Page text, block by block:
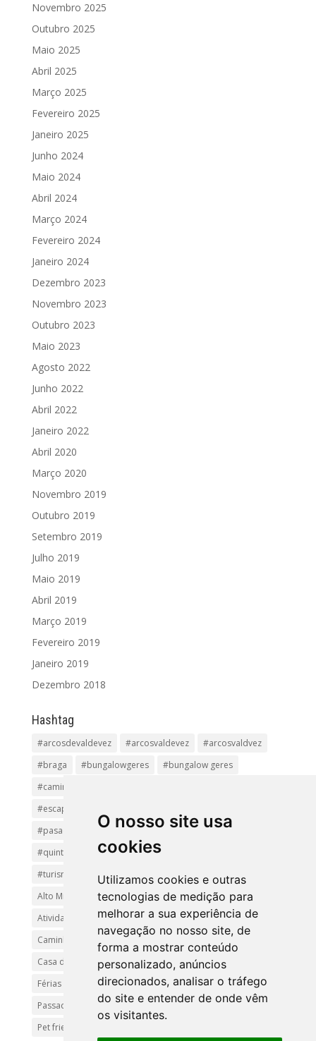
O nosso site usa
cookies
Utilizamos cookies e outras
tecnologias de medição para
melhorar a sua experiência de
navegação no nosso site, de
forma a mostrar conteúdo
personalizado, anúncios
direcionados, analisar o tráfego
do site e entender de onde vêm
os visitantes.
Novembro 2025
Outubro 2025
Maio 2025
Abril 2025
Março 2025
Fevereiro 2025
Janeiro 2025
Junho 2024
Maio 2024
Abril 2024
Março 2024
Fevereiro 2024
Janeiro 2024
Dezembro 2023
Novembro 2023
Outubro 2023
Maio 2023
Agosto 2022
Junho 2022
Abril 2022
Janeiro 2022
Abril 2020
Março 2020
Novembro 2019
Outubro 2019
Setembro 2019
Julho 2019
Maio 2019
Abril 2019
Março 2019
Fevereiro 2019
Janeiro 2019
Dezembro 2018
Hashtag
#arcosdevaldevez #arcosvaldevez
#arcosvaldvez
#braga
#bungalowgeres
#bungalow geres
#caminhadas
#escapadinha
#pasadiços
#passadiçosdovez
#penedageres
#quintalamosa
#religião
#turismoreligioso
#turismorural
#vianadocastelo
Alto Minho
Arcos de Valdevez.
Arcos Valdevez
Atividades e Passeios
aventura
Caminhadas e Passeio
Caminho de Santiago
Caminho Minhoto Ribeiro
Casa da Arvore
casa de feria geres
ferias
Férias Geres
Minho
Parque Nacional da Peneda-Gerês
Passadiços do Sistelo
passeios
Peregrinação
Pet friendly